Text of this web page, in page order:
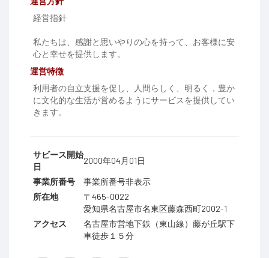
経営指針
私たちは、感謝と思いやりの心を持って、お客様に安
心と幸せを提供します。
運営特徴
利用者の自立支援を促し、人間らしく、明るく，豊か
に文化的な生活が営めるようにサービスを提供してい
きます。
サビース開始
日
2000年04月01日
事業所番号
事業所番号非表示
所在地
〒465-0022
愛知県名古屋市名東区藤森西町2002-1
アクセス
名古屋市営地下鉄（東山線）藤が丘駅下
車徒歩１５分